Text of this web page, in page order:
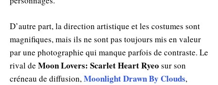
D’autre part, la direction artistique et les costumes sont
magnifiques, mais ils ne sont pas toujours mis en valeur
par une photographie qui manque parfois de contraste. Le
rival de Moon Lovers: Scarlet Heart Ryeo sur son
créneau de diffusion, Moonlight Drawn By Clouds,